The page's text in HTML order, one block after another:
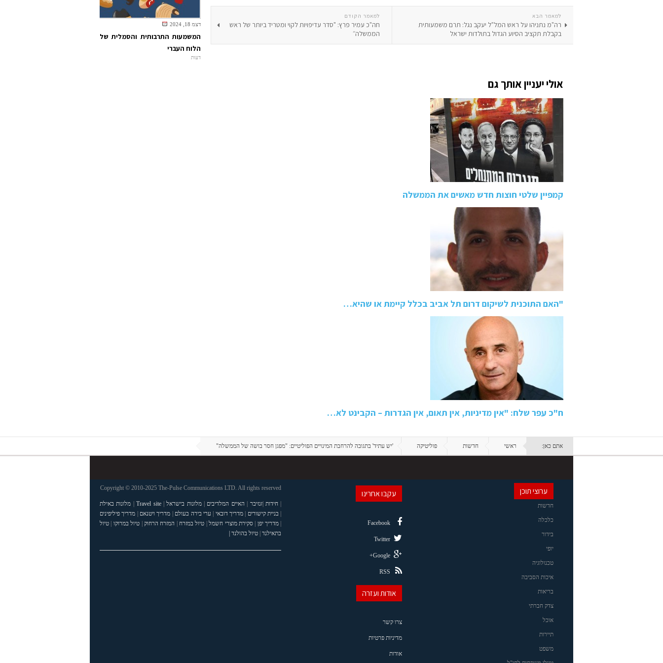
למאמר הקודם
חה"כ עמיר פרץ: "סדר עדיפויות לקוי ומטריד ביותר של ראש
הממשלה״
למאמר הבא
רה"מ נתניהו על ראש המל"ל יעקב נגל: תרם משמעותית
בקבלת תקציב הסיוע הגדול בתולדות ישראל
אולי יעניין אותך גם
קמפיין שלטי חוצות חדש מאשים את הממשלה
"האם התוכנית לשיקום דרום תל אביב בכלל קיימת או שהיא…
ח"כ עפר שלח: "אין מדיניות, אין תאום, אין הגדרות – הקבינט לא…
דצמ 18, 2024
המשמעות התרבותית והסמלית של
הלוח העברי
דעות
אתם כאן: ראשי חדשות פוליטיקה 'יש עתיד' בתגובה להרחבת המינויים הפוליטיים: "מפגן חסר בושה של הממשלה"
ערוצי תוכן
חדשות
כלכלה
בידור
יופי
טכנולוגיה
איכות הסביבה
בריאות
צדק חברתי
אוכל
תיירות
משפט
עקבו אחרינו
Facebook
Twitter
Google+
RSS
אודות ועזרה
צרו קשר
מדיניות פרטיות
אודות
Copyright © 2010-2025 The-Pulse Communications LTD. All rights reserved
| חידות |זנזיבר | האיים המלדיבים |מלונות בישראל|
Travel site
| מלונות באילת
| בניית קישורים |מדריך דובאי | ערי בירה בעולם | מדריך ויטנאם | מדריך פיליפינים
| מדריך יפן |סקירת מוצרי חשמל| טיול במזרח | המזרח הרחוק | טיול במרוקו | טיול
בתאילנד| טיול בהולנד |